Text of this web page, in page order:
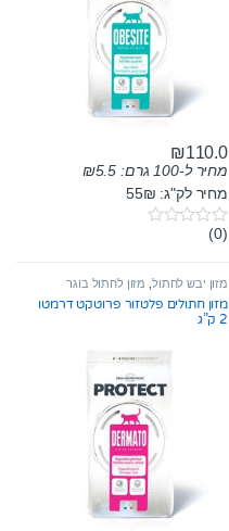
₪110.0
מחיר ל-100 גרם: ₪5.5
מחיר לק"ג: 55₪
0
t
o
f
5
(0)
מזון יבש לחתול מזון לחתול בוגר
מזון חתולים פלטזור פרוטקט דרמטו
2 ק”ג